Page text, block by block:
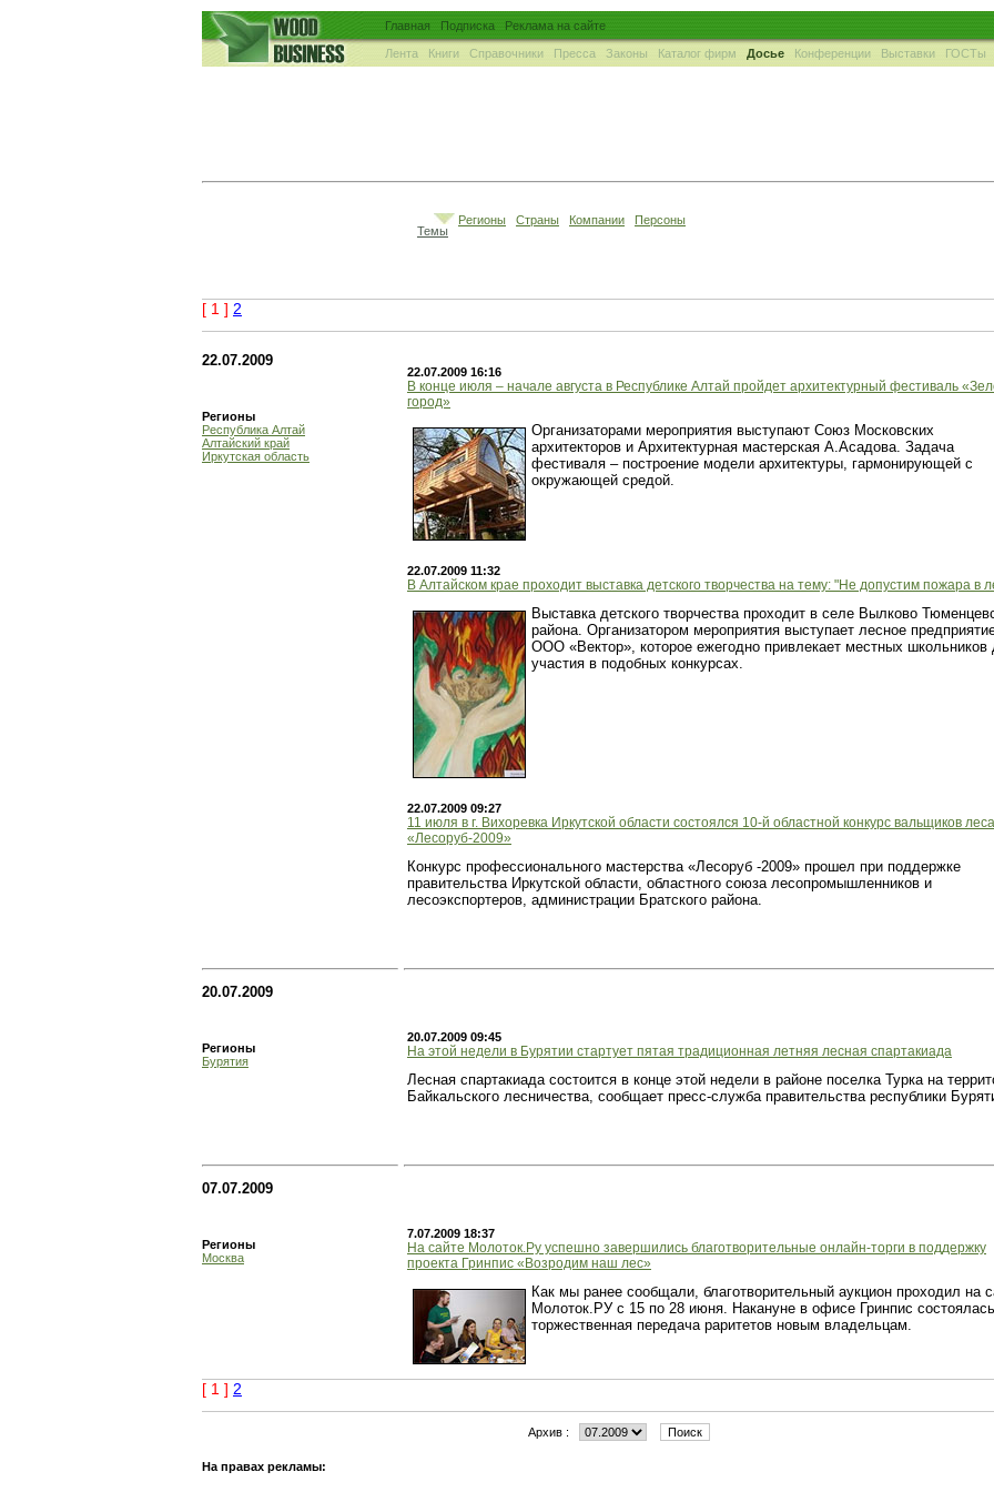
Главная Подписка Реклама на сайте
Лента Книги Справочники Пресса Законы Каталог фирм Досье Конференции Выставки ГОСТы
Темы
Регионы Страны Компании Персоны
[ 1 ] 2
22.07.2009
Регионы
Республика Алтай
Алтайский край
Иркутская область
22.07.2009 16:16
В конце июля – начале августа в Республике Алтай пройдет архитектурный фестиваль
город»
Организаторами мероприятия выступают Союз Московских
архитекторов и Архитектурная мастерская А.Асадова. Задача
фестиваля – построение модели архитектуры, гармонирующей с
окружающей средой.
22.07.2009 11:32
В Алтайском крае проходит выставка детского творчества на тему: "Не допустим пожара в
Выставка детского творчества проходит в селе Вылково
района. Организатором мероприятия выступает лесное
ООО «Вектор», которое ежегодно привлекает местных школьников
участия в подобных конкурсах.
22.07.2009 09:27
11 июля в г. Вихоревка Иркутской области состоялся 10-й областной конкурс вальщиков леса
«Лесоруб-2009»
Конкурс профессионального мастерства «Лесоруб -2009» прошел при поддержке
правительства Иркутской области, областного союза лесопромышленников и
лесоэкспортеров, администрации Братского района.
20.07.2009
Регионы
Бурятия
20.07.2009 09:45
На этой недели в Бурятии стартует пятая традиционная летняя лесная спартакиада
Лесная спартакиада состоится в конце этой недели в районе поселка Турка на
Байкальского лесничества, сообщает пресс-служба правительства республики
07.07.2009
Регионы
Москва
7.07.2009 18:37
На сайте Молоток.Ру успешно завершились благотворительные онлайн-торги в поддержку
проекта Гринпис «Возродим наш лес»
Как мы ранее сообщали, благотворительный аукцион проходил на
Молоток.РУ с 15 по 28 июня. Накануне в офисе Гринпис состоялась
торжественная передача раритетов новым владельцам.
[ 1 ] 2
Архив :
На правах рекламы: